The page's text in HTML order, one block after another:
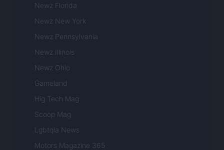
Newz Florida
Newz New York
Newz Pennsylvania
Newz Illinois
Newz Ohio
Gameland
Hig Tech Mag
Scoop Mag
Lgbtqia News
Motors Magazine 365